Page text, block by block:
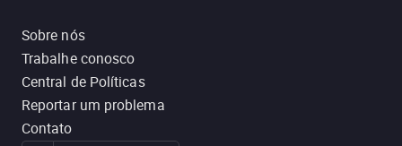
Sobre nós
Trabalhe conosco
Central de Políticas
Reportar um problema
Contato